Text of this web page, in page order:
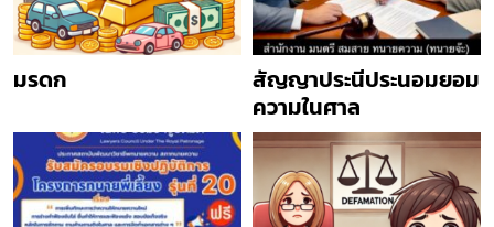
มรดก
สัญญาประนีประนอมยอม
ความในศาล